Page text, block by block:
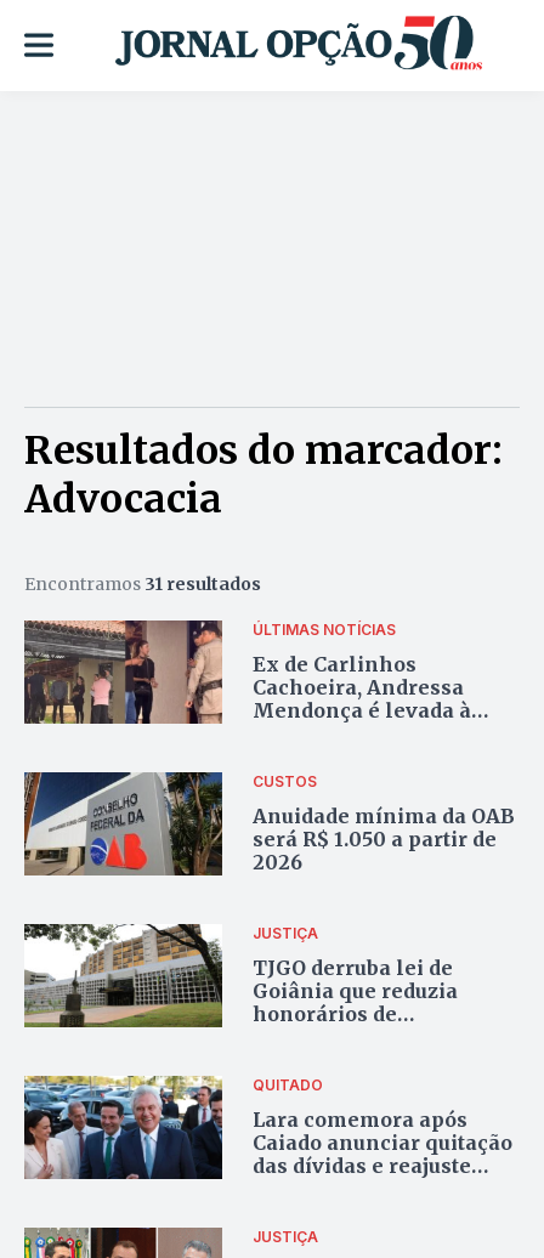
Resultados do marcador:
Advocacia
Encontramos 31 resultados
ÚLTIMAS NOTÍCIAS
Ex de Carlinhos
Cachoeira, Andressa
Mendonça é levada à
escritório de advocacia
CUSTOS
Anuidade mínima da OAB
será R$ 1.050 a partir de
2026
JUSTIÇA
TJGO derruba lei de
Goiânia que reduzia
honorários de
QUITADO
Lara comemora após
Caiado anunciar quitação
das dívidas e reajuste
trabalho”
JUSTIÇA